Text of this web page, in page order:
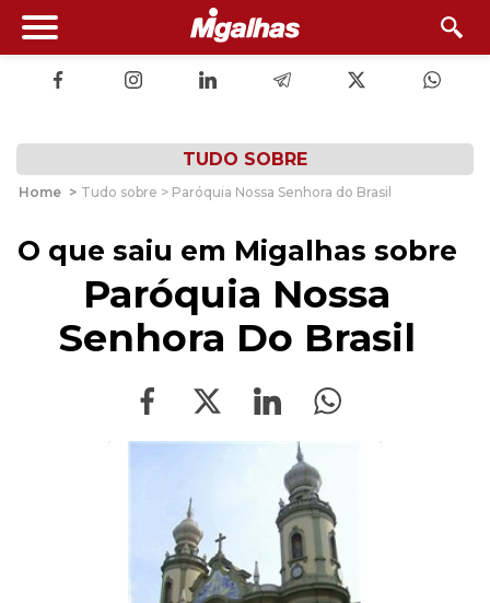
TUDO SOBRE
Home > Tudo sobre > Paróquia Nossa Senhora do Brasil
O que saiu em Migalhas sobre
Paróquia Nossa
Senhora Do Brasil